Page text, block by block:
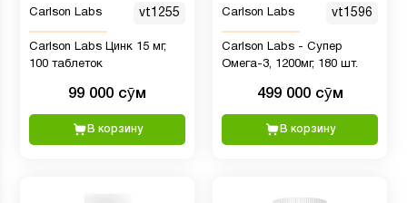
Carlson Labs vt1255
Carlson Labs Цинк 15 мг,
100 таблеток
99 000 сӯм
В корзину
Carlson Labs vt1596
Carlson Labs - Супер
Омега-3, 1200мг, 180 шт.
499 000 сӯм
В корзину